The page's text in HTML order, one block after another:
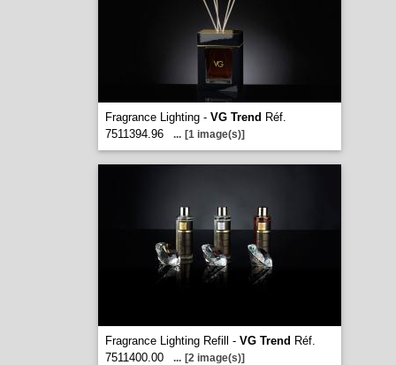
Fragrance Lighting - VG Trend Réf.
7511394.96
... [1 image(s)]
Fragrance Lighting Refill - VG Trend Réf.
7511400.00
... [2 image(s)]